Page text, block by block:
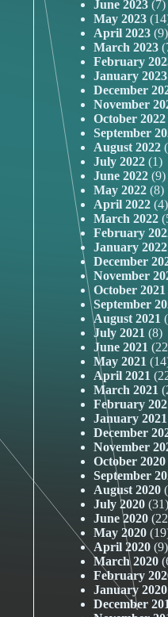
June 2023(7)
May 2023
April 2023(9)
March 2023
February
January 2023
December
November
October 2022
September
August 2022
July 2022(1)
June 2022(9)
May 2022(8)
April 2022(4)
March 2022
February
January 2022
December
November
October 2021
September
August 2021
July 2021 (8)
June 2021
May 2021
April 2021
March 2021
February
January 2021
December
November
October 2020
September
August 2020
July 2020(31)
June 2020
May 2020
April 2020(9)
March 2020
February
January 2020
December